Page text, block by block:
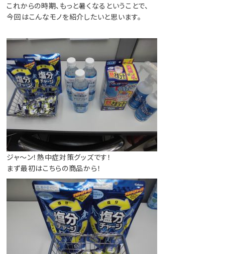
これからの時期、もっと暑くなるということで、
今回はこんなモノを紹介したいと思います。
ジャ～ン！熱中症対策グッズです！
まず最初はこちらの商品から！